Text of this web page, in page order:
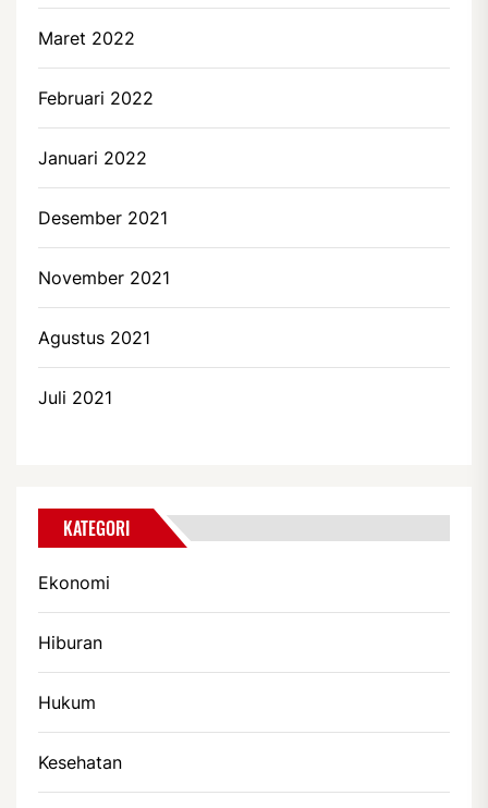
Maret 2022
Februari 2022
Januari 2022
Desember 2021
November 2021
Agustus 2021
Juli 2021
KATEGORI
Ekonomi
Hiburan
Hukum
Kesehatan